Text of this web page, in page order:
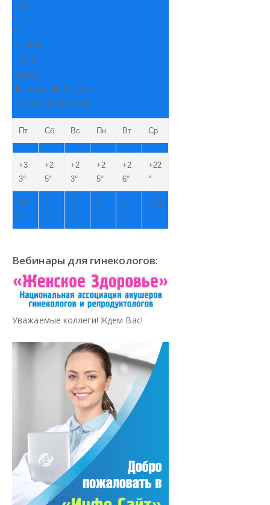
+29
°
C
H: +32°
L: +18°
Москва
Четверг, 06 Август
Прогноз на неделю
Пт Сб Вс Пн Вт Ср
+3
3°
+2
5°
+2
3°
+2
5°
+2
6°
+22
°
+2
1°
+1
8°
+1
5°
+1
5°
+1
7°
+14
°
Вебинары для гинекологов:
Уважаемые коллеги! Ждем Вас!